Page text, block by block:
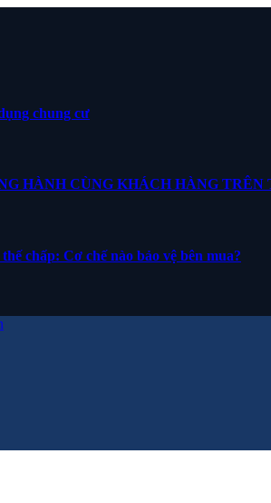
chung cư
HÀNH CÙNG KHÁCH HÀNG
chấp: Cơ chế nào bảo vệ bên mua?